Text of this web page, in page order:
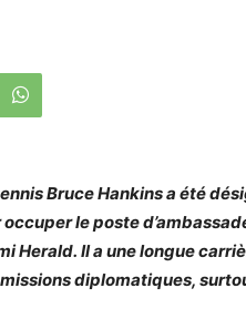
Bruce Hankins a été
le poste
Herald. Il a une longue
diplomatiques,